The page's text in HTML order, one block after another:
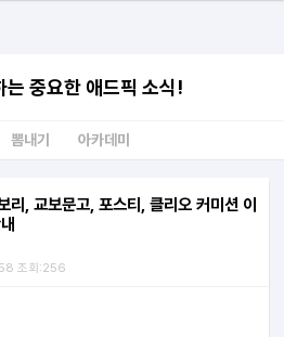
는 중요한 애드픽 소식!
뽐내기 아카데미
리, 교보문고, 포스티, 클리오 커미션 이
조회:256